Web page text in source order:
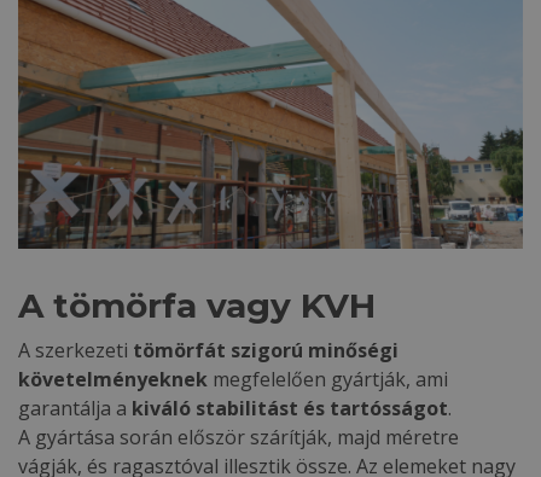
A tömörfa vagy KVH
A szerkezeti tömörfát szigorú minőségi
követelményeknek megfelelően gyártják, ami
garantálja a kiváló stabilitást és tartósságot.
A gyártása során először szárítják, majd méretre
vágják, és ragasztóval illesztik össze. Az elemeket nagy